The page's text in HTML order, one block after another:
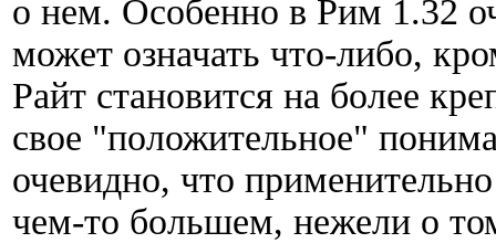
о нем. Особенно в Рим 1.32
может означать что-либо,
Райт становится на более
свое "положительное"
очевидно, что
чем-то большем, нежели о